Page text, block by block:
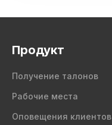
Продукт
Получение талонов
Рабочие места
Оповещения клиентов